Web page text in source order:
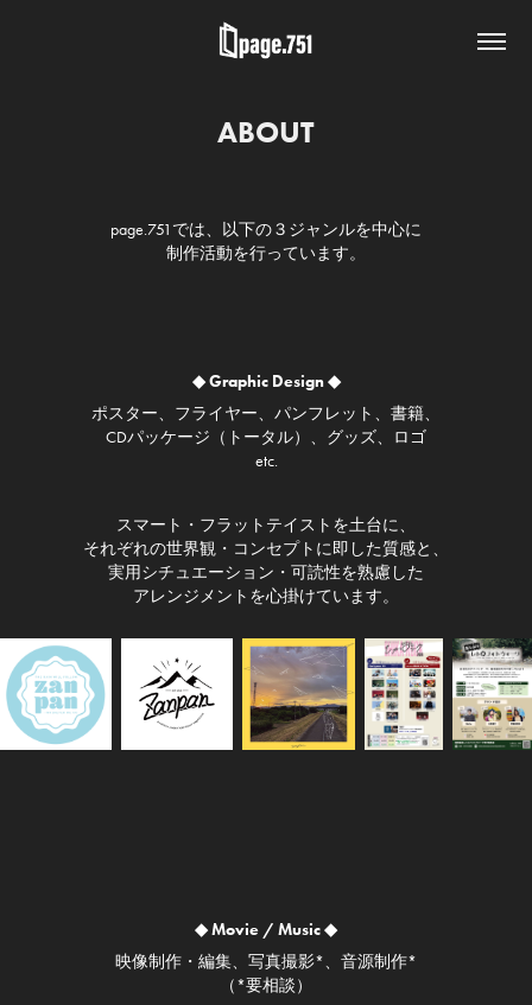
ABOUT
page.751では、以下の３ジャンルを中心に
制作活動を行っています。
◆ Graphic Design ◆
ポスター、フライヤー、パンフレット、書籍、
CDパッケージ（トータル）、グッズ、ロゴ
etc.
スマート・フラットテイストを土台に、
それぞれの世界観・コンセプトに即した質感と、
実用シチュエーション・可読性を熟慮した
アレンジメントを心掛けています。
◆ Movie / Music ◆
映像制作・編集、写真撮影*、音源制作*
（*要相談）